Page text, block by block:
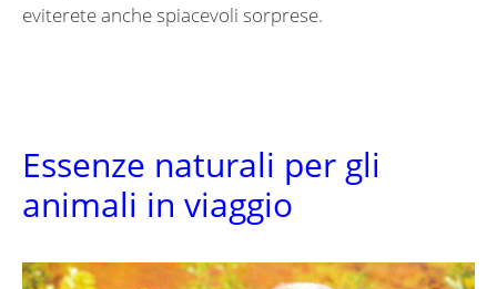
eviterete anche spiacevoli sorprese.
Essenze naturali per gli
animali in viaggio